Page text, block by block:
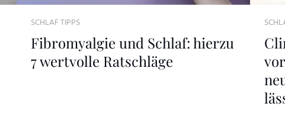
SCHLAF TIPPS
Fibromyalgie und Schlaf: hierzu
7 wertvolle Ratschläge